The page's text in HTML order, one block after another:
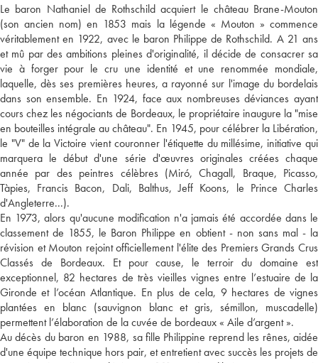
Le baron Nathaniel de Rothschild acquiert le château Brane-Mouton
(son ancien nom) en 1853 mais la légende « Mouton » commence
véritablement en 1922, avec le baron Philippe de Rothschild. A 21 ans
et mû par des ambitions pleines d'originalité, il décide de consacrer sa
vie à forger pour le cru une identité et une renommée mondiale,
laquelle, dès ses premières heures, a rayonné sur l'image du bordelais
dans son ensemble. En 1924, face aux nombreuses déviances ayant
cours chez les négociants de Bordeaux, le propriétaire inaugure la "mise
en bouteilles intégrale au château". En 1945, pour célébrer la Libération,
le "V" de la Victoire vient couronner l'étiquette du millésime, initiative qui
marquera le début d'une série d'œuvres originales créées chaque
année par des peintres célèbres (Miró, Chagall, Braque, Picasso,
Tàpies, Francis Bacon, Dali, Balthus, Jeff Koons, le Prince Charles
d'Angleterre...).
En 1973, alors qu'aucune modification n'a jamais été accordée dans le
classement de 1855, le Baron Philippe en obtient - non sans mal - la
révision et Mouton rejoint officiellement l'élite des Premiers Grands Crus
Classés de Bordeaux. Et pour cause, le terroir du domaine est
exceptionnel, 82 hectares de très vieilles vignes entre l’estuaire de la
Gironde et l’océan Atlantique. En plus de cela, 9 hectares de vignes
plantées en blanc (sauvignon blanc et gris, sémillon, muscadelle)
permettent l’élaboration de la cuvée de bordeaux « Aile d’argent ».
Au décès du baron en 1988, sa fille Philippine reprend les rênes, aidée
d'une équipe technique hors pair, et entretient avec succès les projets de